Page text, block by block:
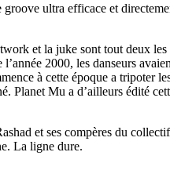
ultra efficace et
et la juke sont tout deux
2000, les danseurs
à cette époque a tripoter
Planet Mu a d’ailleurs édité
et ses compères du
La ligne dure.